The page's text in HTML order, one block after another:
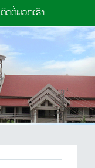
ຕິດຕໍ່ພວກເຮົາ